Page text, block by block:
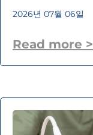
2026년 07월 06일
Read more >